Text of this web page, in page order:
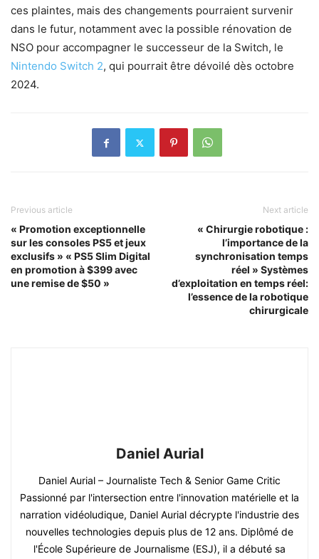
ces plaintes, mais des changements pourraient survenir
dans le futur, notamment avec la possible rénovation de
NSO pour accompagner le successeur de la Switch, le
Nintendo Switch 2, qui pourrait être dévoilé dès octobre
2024.
Previous article
« Promotion exceptionnelle
sur les consoles PS5 et jeux
exclusifs » « PS5 Slim Digital
en promotion à $399 avec
une remise de $50 »
Next article
« Chirurgie robotique :
l’importance de la
synchronisation temps
réel » Systèmes
d’exploitation en temps réel:
l’essence de la robotique
chirurgicale
Daniel Aurial
Daniel Aurial – Journaliste Tech & Senior Game Critic
Passionné par l'intersection entre l'innovation matérielle et la
narration vidéoludique, Daniel Aurial décrypte l'industrie des
nouvelles technologies depuis plus de 12 ans. Diplômé de
l'École Supérieure de Journalisme (ESJ), il a débuté sa